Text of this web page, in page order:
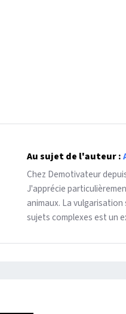
Au sujet de l'auteur :
Chez Demotivateur
J'apprécie
animaux. La
sujets complexes est un